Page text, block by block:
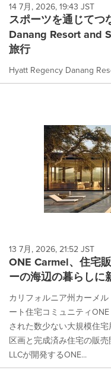
14 7月, 2026, 19:43 JST
スポーツを通じてつ
Danang Resort and
旅行
Hyatt Regency Danang
13 7月, 2026, 21:52 JST
ONE Carmel、住宅
ーの海辺の暮らしに
カリフォルニア州カーメ
ート住宅コミュニティ
された数少ない大規模住
区画と完成済み住宅の販
LLCが開発するONE...